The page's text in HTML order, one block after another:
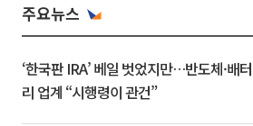
주요뉴스
‘한국판 IRA’ 베일 벗었지만…반도체·배터
리 업계 “시행령이 관건”